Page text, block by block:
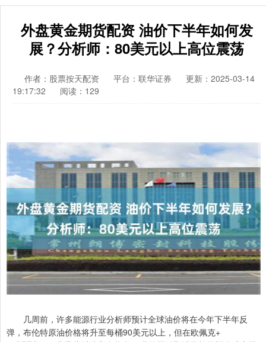
外盘黄金期货配资 油价下半年如何发
展？分析师：80美元以上高位震荡
作者：股票按天配资 平台：联华证券
更新：2025-03-14
19:17:32
阅读：129
几周前，许多能源行业分析师预计全球油价将在今年下半年反
弹，布伦特原油价格将升至每桶90美元以上，但在欧佩克+